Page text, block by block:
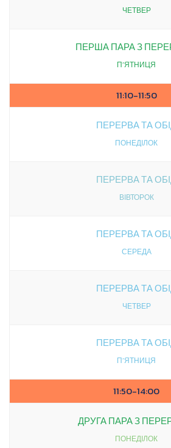
ЧЕТВЕР
ПЕРША ПАРА З
П’ЯТНИЦЯ
11:10-11:50
ПЕРЕРВА ТА
ПОНЕДІЛОК
ПЕРЕРВА ТА
ВІВТОРОК
ПЕРЕРВА ТА
СЕРЕДА
ПЕРЕРВА ТА
ЧЕТВЕР
ПЕРЕРВА ТА
П’ЯТНИЦЯ
11:50-14:00
ДРУГА ПАРА З
ПОНЕДІЛОК